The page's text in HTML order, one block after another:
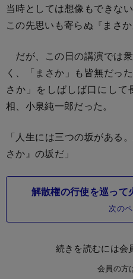
当時としては想像もできな
この先思いも寄らぬ『まさか
だが、この日の講演では
く、「まさか」も皆無だっ
さか」をしばしば口にし
相、小泉純一郎だった。
「人生には三つの坂がある
さか』の坂だ」
解散権の行使を巡って
次の
続きを読むには会
会員の方